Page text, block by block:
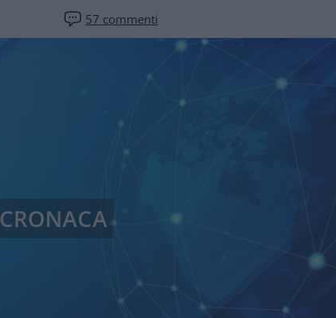
57 commenti
CRONACA